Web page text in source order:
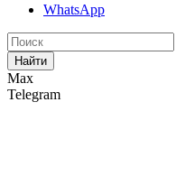
WhatsApp
Найти
Max
Telegram